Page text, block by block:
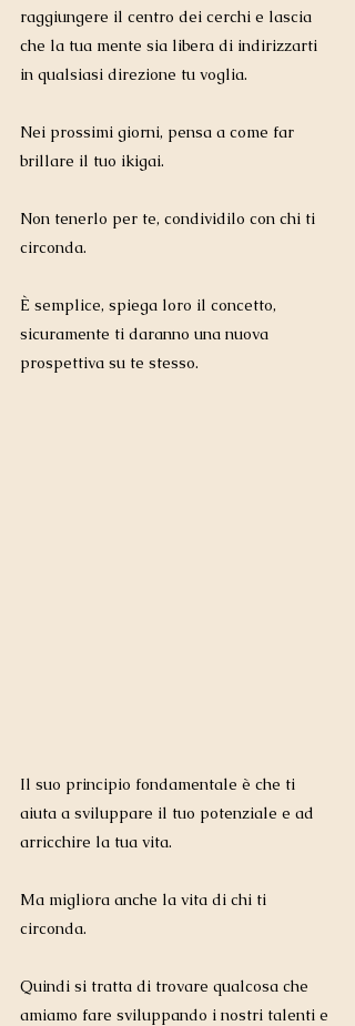
raggiungere il centro dei cerchi e lascia
che la tua mente sia libera di indirizzarti
in qualsiasi direzione tu voglia.
Nei prossimi giorni, pensa a come far
brillare il tuo ikigai.
Non tenerlo per te, condividilo con chi ti
circonda.
È semplice, spiega loro il concetto,
sicuramente ti daranno una nuova
prospettiva su te stesso.
Il suo principio fondamentale è che ti
aiuta a sviluppare il tuo potenziale e ad
arricchire la tua vita.
Ma migliora anche la vita di chi ti
circonda.
Quindi si tratta di trovare qualcosa che
amiamo fare sviluppando i nostri talenti e